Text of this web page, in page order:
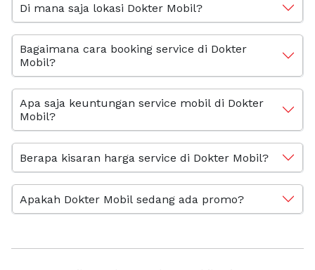
Di mana saja lokasi Dokter Mobil?
Bagaimana cara booking service di Dokter
Mobil?
Apa saja keuntungan service mobil di Dokter
Mobil?
Berapa kisaran harga service di Dokter Mobil?
Apakah Dokter Mobil sedang ada promo?